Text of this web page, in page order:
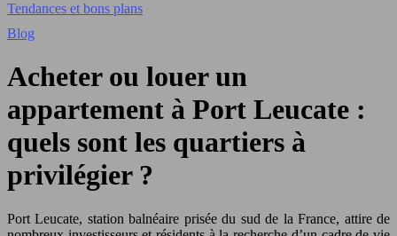
Tendances et bons plans
Blog
Acheter ou louer un
appartement à Port Leucate :
quels sont les quartiers à
privilégier ?
Port Leucate, station balnéaire prisée du sud de la France, attire de